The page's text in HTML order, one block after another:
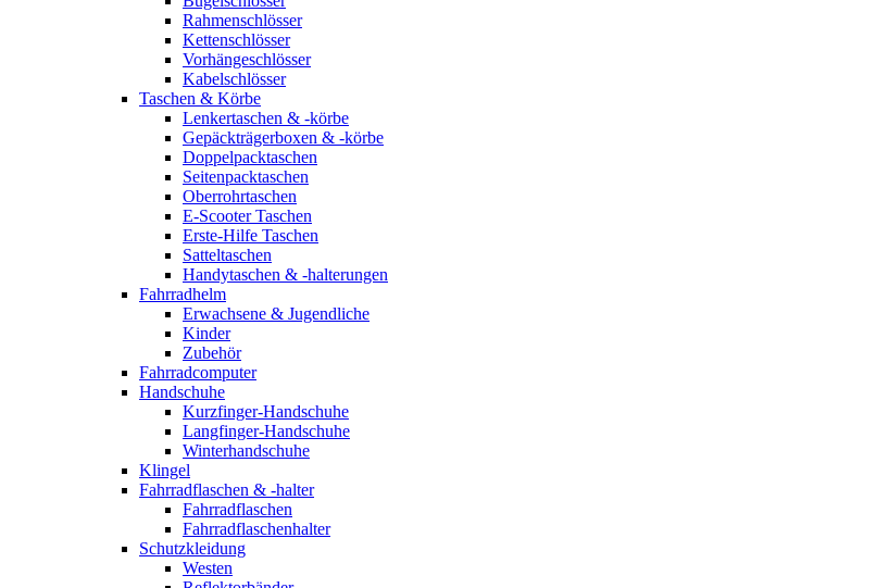
Rahmenschlösser
Kettenschlösser
Vorhängeschlösser
Kabelschlösser
Taschen & Körbe
Lenkertaschen & -körbe
Gepäckträgerboxen & -körbe
Doppelpacktaschen
Seitenpacktaschen
Oberrohrtaschen
E-Scooter Taschen
Erste-Hilfe Taschen
Satteltaschen
Handytaschen & -halterungen
Fahrradhelm
Erwachsene & Jugendliche
Kinder
Zubehör
Fahrradcomputer
Handschuhe
Kurzfinger-Handschuhe
Langfinger-Handschuhe
Winterhandschuhe
Klingel
Fahrradflaschen & -halter
Fahrradflaschen
Fahrradflaschenhalter
Schutzkleidung
Westen